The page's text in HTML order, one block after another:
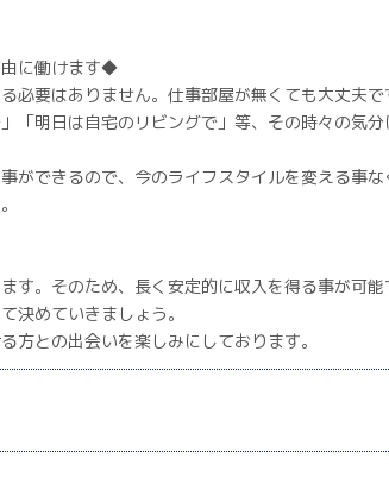
に働けます◆
必要はありません。仕事部屋が無くても大丈夫で
「明日は自宅のリビングで」等、その時々の気
ができるので、今のライフスタイルを変える事
す。そのため、長く安定的に収入を得る事が可能
決めていきましょう。
方との出会いを楽しみにしております。